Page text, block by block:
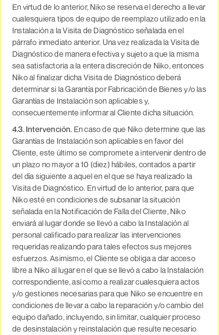
En virtud de lo anterior, Niko se reserva el derecho a llevar
cualesquiera tipos de equipo de reemplazo utilizado en la
Instalación a la Visita de Diagnóstico señalada en el
párrafo inmediato anterior. Una vez realizada la Visita de
Diagnóstico de manera efectiva y sujeto a que la misma
sea satisfactoria a la entera discreción de Niko, entonces
Niko al finalizar dicha Visita de Diagnóstico deberá
determinar si la Garantía por Fabricación de Bienes y/o las
Garantías de Instalación son aplicables y,
consecuentemente informar al Cliente dicha situación.
4.3. Intervención. En caso de que Niko determine que las
Garantías de Instalación son aplicables en favor del
Cliente, este último se compromete a intervenir dentro de
un plazo no mayor a 10 (diez) hábiles, contados a partir
del día siguiente a aquel en el que se haya realizado la
Visita de Diagnóstico. En virtud de lo anterior, para que
Niko esté en condiciones de subsanar la situación
señalada en la Notificación de Falla del Cliente, Niko
enviará al lugar donde se llevó a cabo la Instalación al
personal calificado para realizar las intervenciones
requeridas realizando para tales efectos sus mejores
esfuerzos. Asimismo, el Cliente se obliga a dar acceso
libre a Niko al lugar en el que se llevó a cabo la Instalación
correspondiente, así como a realizar cualesquiera actos
y/o gestiones necesarias para que Niko se encuentre en
condiciones de llevar a cabo la reparación y/o cambio del
equipo dañado, incluyendo, sin limitar, cualquier proceso
de desinstalación y reinstalación que resulte necesario